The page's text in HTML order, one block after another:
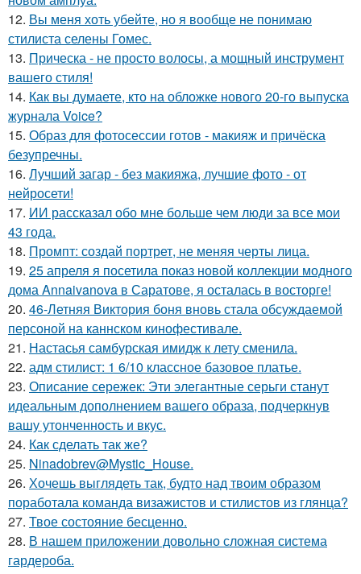
12. Вы меня хоть убейте, но я вообще не понимаю
стилиста селены Гомес.
13. Прическа - не просто волосы, а мощный инструмент
вашего стиля!
14. Как вы думаете, кто на обложке нового 20-го выпуска
журнала Voice?
15. Образ для фотосессии готов - макияж и причёска
безупречны.
16. Лучший загар - без макияжа, лучшие фото - от
нейросети!
17. ИИ рассказал обо мне больше чем люди за все мои
43 года.
18. Промпт: создай портрет, не меняя черты лица.
19. 25 апреля я посетила показ новой коллекции модного
дома Annaivanova в Саратове, я осталась в восторге!
20. 46-Летняя Виктория боня вновь стала обсуждаемой
персоной на каннском кинофестивале.
21. Настасья самбурская имидж к лету сменила.
22. адм стилист: 1 6/10 классное базовое платье.
23. Описание сережек: Эти элегантные серьги станут
идеальным дополнением вашего образа, подчеркнув
вашу утонченность и вкус.
24. Как сделать так же?
25. Ninadobrev@Mystic_House.
26. Хочешь выглядеть так, будто над твоим образом
поработала команда визажистов и стилистов из глянца?
27. Твое состояние бесценно.
28. В нашем приложении довольно сложная система
гардероба.